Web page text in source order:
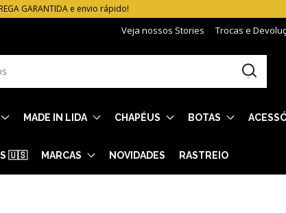
GARANTIDA e envio rápido!
Veja nossos Stories Trocas e
MADE IN LIDA CHAPÉUS BOTAS
🇺🇸 MARCAS NOVIDADES RASTREIO